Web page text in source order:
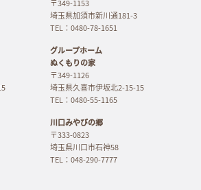
〒349-1153
埼玉県加須市新川通181-3
TEL：0480-78-1651
グループホーム
ぬくもりの家
〒349-1126
埼玉県久喜市伊坂北2-15-15
TEL：0480-55-1165
川口みやびの郷
〒333-0823
埼玉県川口市石神58
TEL：048-290-7777